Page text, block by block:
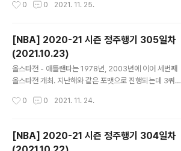
크 써서 상대를 속이고 득점도 하며 34-36 댈러..
어택하며 멤피스가 9-17로 앞서갔다. 다비스 베르탄스가
5 1쿼터 종료. - 러셀 웨스트브룩이 점퍼, 하치무라 루이가
3점 넣고 다시 러스가 빠르게 치고들어가 레이업으로 마무
리하며 35-43. 그러나 브래들리 빌이 휴식 후 코트에 들
어오고나서 오히려 더 벌어지며 37-54. 멤피스 턴오버와
가 3점 2개 넣고 62-67 전반 끝. - 2점차, 1..
0 0 2021. 11. 25.
[NBA] 2020-21 시즌 정주행기 305일차
(2021.10.23)
올스타전 - 애틀랜타는 1978년, 2003년에 이어 세번째
올스타전 개최. 지난해와 같은 포맷으로 진행되는데 3쿼터
리팀은 15만 달러의 기부금 적립. 4쿼터는 샷클락 없이 3
를 추가로 적립한다. 제이슨 테이텀이 햄스트링 부상 중인
0 0 2021. 11. 24.
[NBA] 2020-21 시즌 정주행기 304일차